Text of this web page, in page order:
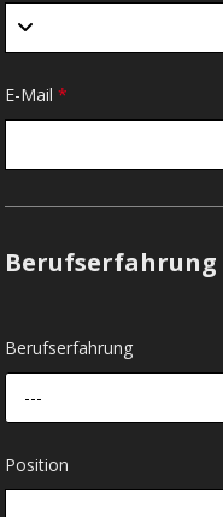
E-Mail*
Berufserfahrung
Berufserfahrung
---
Position